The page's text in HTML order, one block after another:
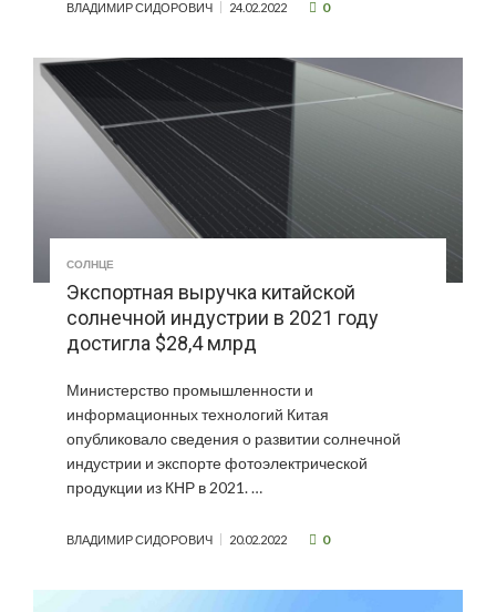
ВЛАДИМИР СИДОРОВИЧ 24.02.2022 0
СОЛНЦЕ
Экспортная выручка китайской
солнечной индустрии в 2021 году
достигла $28,4 млрд
Министерство промышленности и
информационных технологий Китая
опубликовало сведения о развитии солнечной
индустрии и экспорте фотоэлектрической
продукции из КНР в 2021. …
ВЛАДИМИР СИДОРОВИЧ 20.02.2022 0